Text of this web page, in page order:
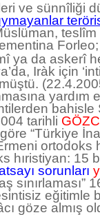
ve sünnîliği
teslîm
Forleo;
ya da askerî
Iràk için
yardım
bahisle
tarihli
“Türkiye
ortodoks
hıristiyan: 15
sorunları
sınırlaması”
göze almış